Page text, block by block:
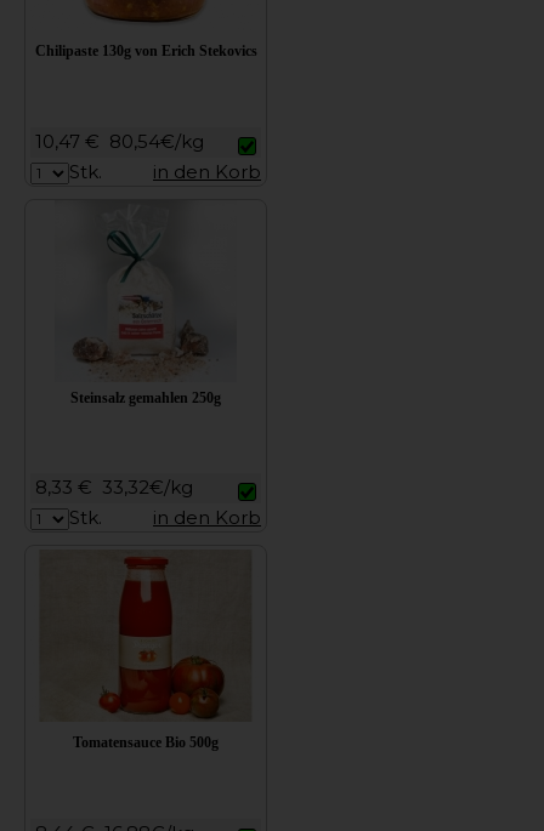
Chilipaste 130g von Erich Stekovics
10,47 € 80,54€/kg
Stk.
in den Korb
Steinsalz gemahlen 250g
8,33 € 33,32€/kg
Stk.
in den Korb
Tomatensauce Bio 500g